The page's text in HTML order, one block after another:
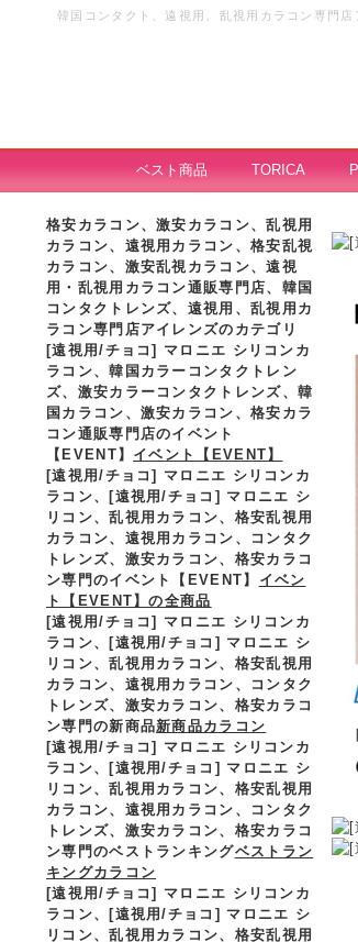
韓国コンタクト、遠視用、乱視用カラコン専門
ベスト商品
TORICA
格安カラコン、激安カラコン、乱視用
カラコン、遠視用カラコン、格安乱視
カラコン、激安乱視カラコン、遠視
用・乱視用カラコン通販専門店、韓国
コンタクトレンズ、遠視用、乱視用カ
ラコン専門店アイレンズのカテゴリ
[遠視用/チョコ] マロニエ シリコンカ
ラコン、韓国カラーコンタクトレン
ズ、激安カラーコンタクトレンズ、韓
国カラコン、激安カラコン、格安カラ
コン通販専門店のイベント
【EVENT】 イベント【EVENT】
[遠視用/チョコ] マロニエ シリコンカ
ラコン、
[遠視用/チョコ] マロニエ シ
リコン、乱視用カラコン、格安乱視用
カラコン、遠視用カラコン、コンタク
トレンズ、激安カラコン、格安カラコ
ン専門のイベント【EVENT】 イベン
ト【EVENT】の全商品
[遠視用/チョコ] マロニエ シリコンカ
ラコン、
[遠視用/チョコ] マロニエ シ
リコン、乱視用カラコン、格安乱視用
カラコン、遠視用カラコン、コンタク
トレンズ、激安カラコン、格安カラコ
ン専門の新商品新商品カラコン
[遠視用/チョコ] マロニエ シリコンカ
ラコン、
[遠視用/チョコ] マロニエ シ
リコン、乱視用カラコン、格安乱視用
カラコン、遠視用カラコン、コンタク
トレンズ、激安カラコン、格安カラコ
ン専門のベストランキングベストラン
キングカラコン
[遠視用/チョコ] マロニエ シリコンカ
ラコン、
[遠視用/チョコ] マロニエ シ
リコン、乱視用カラコン、格安乱視用